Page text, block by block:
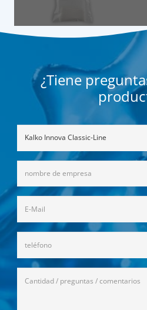
¿Tiene
Titel
Name
(Obligatorio)
Mail
(Obligatorio)
(Obligatorio)